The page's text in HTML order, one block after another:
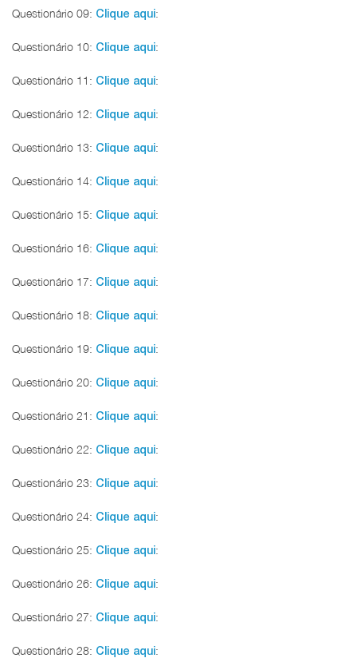
Questionário 09: Clique aqui:
Questionário 10: Clique aqui:
Questionário 11: Clique aqui:
Questionário 12: Clique aqui:
Questionário 13: Clique aqui:
Questionário 14: Clique aqui:
Questionário 15: Clique aqui:
Questionário 16: Clique aqui:
Questionário 17: Clique aqui:
Questionário 18: Clique aqui:
Questionário 19: Clique aqui:
Questionário 20: Clique aqui:
Questionário 21: Clique aqui:
Questionário 22: Clique aqui:
Questionário 23: Clique aqui:
Questionário 24: Clique aqui:
Questionário 25: Clique aqui:
Questionário 26: Clique aqui:
Questionário 27: Clique aqui:
Questionário 28: Clique aqui: